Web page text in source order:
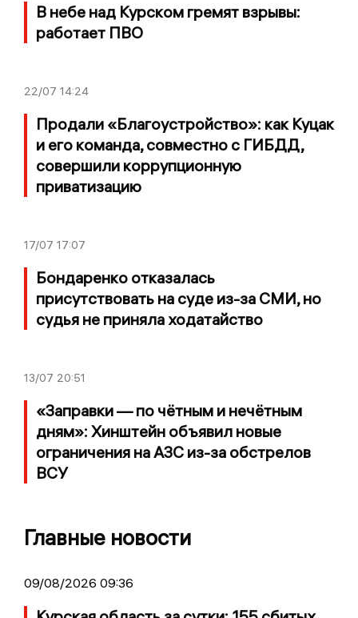
В небе над Курском гремят взрывы:
работает ПВО
22/07 14:24
Продали «Благоустройство»: как Куцак
и его команда, совместно с ГИБДД,
совершили коррупционную
приватизацию
17/07 17:07
Бондаренко отказалась
присутствовать на суде из-за СМИ, но
судья не приняла ходатайство
13/07 20:51
«Заправки — по чётным и нечётным
дням»: Хинштейн объявил новые
ограничения на АЗС из-за обстрелов
ВСУ
Главные новости
09/08/2026 09:36